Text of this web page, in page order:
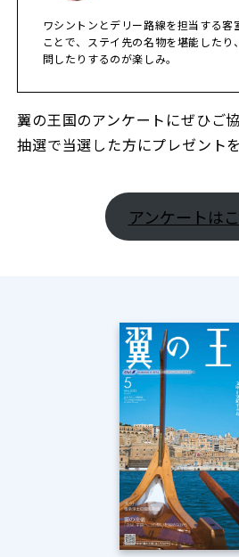
ワシントンとデリー路線を担当する客
ことで、ステイ先の名物を堪能した
問したりするのが楽しみ。
翼の王国のアンケートにぜひご
抽選で当選した方にプレゼント
アンケートは